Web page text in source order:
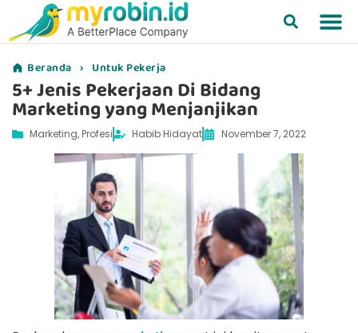
Beranda › Untuk Pekerja
5+ Jenis Pekerjaan Di Bidang
Marketing yang Menjanjikan
Marketing, Profesi Habib Hidayat November 7, 2022